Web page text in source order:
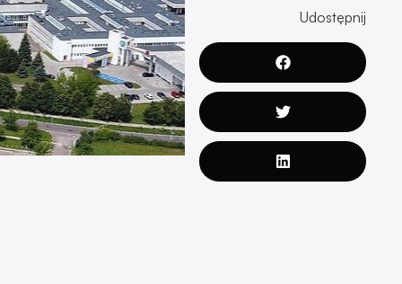
Udostępnij